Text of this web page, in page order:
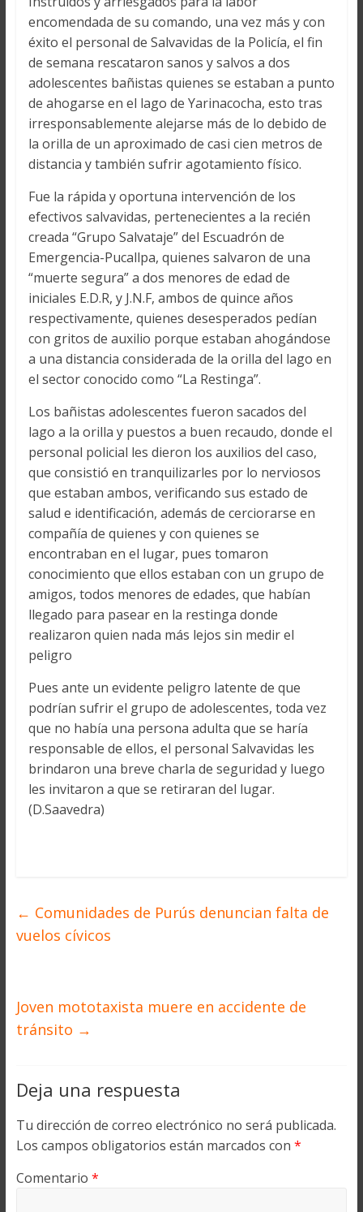
encomendada de su comando, una vez más y con
éxito el personal de Salvavidas de la Policía, el fin
de semana rescataron sanos y salvos a dos
adolescentes bañistas quienes se estaban a punto
de ahogarse en el lago de Yarinacocha, esto tras
irresponsablemente alejarse más de lo debido de
la orilla de un aproximado de casi cien metros de
distancia y también sufrir agotamiento físico.
Fue la rápida y oportuna intervención de los
efectivos salvavidas, pertenecientes a la recién
creada “Grupo Salvataje” del Escuadrón de
Emergencia-Pucallpa, quienes salvaron de una
“muerte segura” a dos menores de edad de
iniciales E.D.R, y J.N.F, ambos de quince años
respectivamente, quienes desesperados pedían
con gritos de auxilio porque estaban ahogándose
a una distancia considerada de la orilla del lago en
el sector conocido como “La Restinga”.
Los bañistas adolescentes fueron sacados del
lago a la orilla y puestos a buen recaudo, donde el
personal policial les dieron los auxilios del caso,
que consistió en tranquilizarles por lo nerviosos
que estaban ambos, verificando sus estado de
salud e identificación, además de cerciorarse en
compañía de quienes y con quienes se
encontraban en el lugar, pues tomaron
conocimiento que ellos estaban con un grupo de
amigos, todos menores de edades, que habían
llegado para pasear en la restinga donde
realizaron quien nada más lejos sin medir el
peligro
Pues ante un evidente peligro latente de que
podrían sufrir el grupo de adolescentes, toda vez
que no había una persona adulta que se haría
responsable de ellos, el personal Salvavidas les
brindaron una breve charla de seguridad y luego
les invitaron a que se retiraran del lugar.
(D.Saavedra)
← Comunidades de Purús denuncian falta de
vuelos cívicos
Joven mototaxista muere en accidente de
tránsito →
Deja una respuesta
Tu dirección de correo electrónico no será publicada.
Los campos obligatorios están marcados con *
Comentario *